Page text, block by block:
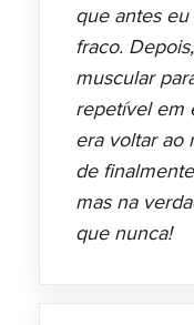
que antes
fraco.
muscular
repetível em
era voltar ao
de
mas na
que nunca!